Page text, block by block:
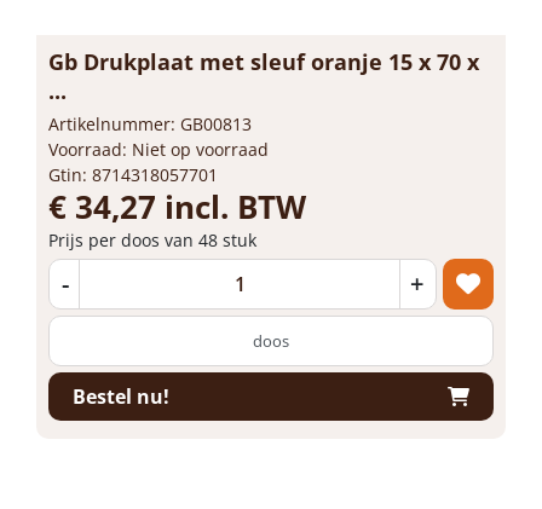
Gb Drukplaat met sleuf oranje 15 x 70 x
...
Artikelnummer: GB00813
Voorraad: Niet op voorraad
Gtin: 8714318057701
€ 34,27 incl. BTW
Prijs per doos van 48 stuk
- +
doos
Bestel nu!